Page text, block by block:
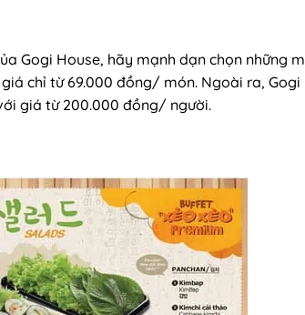
Gogi House, hãy mạnh dạn chọn những
chỉ từ 69.000 đồng/ món. Ngoài ra, Gogi
giá từ 200.000 đồng/ người.